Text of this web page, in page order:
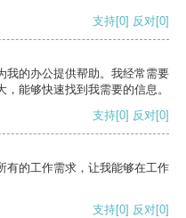
支持[0] 反对[0]
我的办公提供帮助。我经常需要
能够快速找到我需要的信息。
支持[0] 反对[0]
有的工作需求，让我能够在工作
支持[0] 反对[0]